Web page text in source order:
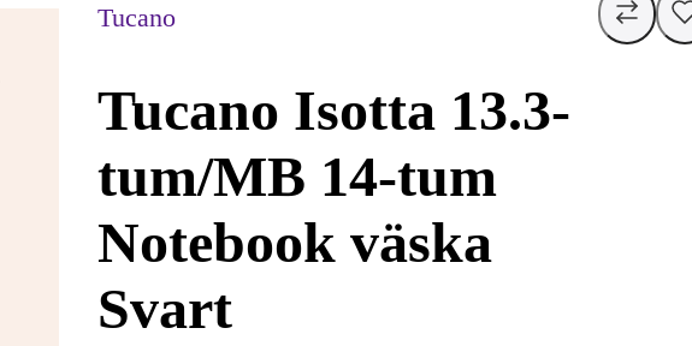
Tucano
Tucano Isotta 13.3-
tum/MB 14-tum
Notebook väska
Svart